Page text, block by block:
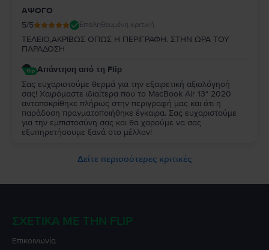
ΑΨΟΓΟ
5/5 Επαληθευμένη κριτική
ΤΕΛΕΙΟ,ΑΚΡΙΒΩΣ ΟΠΩΣ Η ΠΕΡΙΓΡΑΦΗ. ΣΤΗΝ ΩΡΑ ΤΟΥ
ΠΑΡΑΔΟΣΗ
Απάντηση από τη Flip
Σας ευχαριστούμε θερμά για την εξαιρετική αξιολόγησή
σας! Χαιρόμαστε ιδιαίτερα που το MacBook Air 13″ 2020
ανταποκρίθηκε πλήρως στην περιγραφή μας και ότι η
παράδοση πραγματοποιήθηκε έγκαιρα. Σας ευχαριστούμε
για την εμπιστοσύνη σας και θα χαρούμε να σας
εξυπηρετήσουμε ξανά στο μέλλον!
Δείτε περισσότερες κριτικές
ΣΧΕΤΙΚΆ ΜΕ ΤΗΝ FLIP
Επικοινωνία